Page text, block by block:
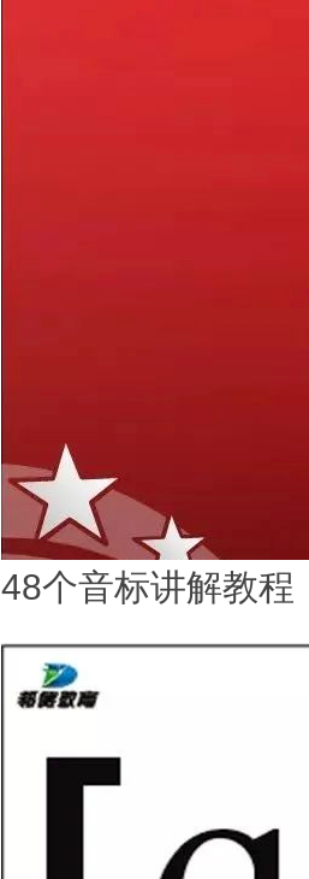
48个音标讲解教程